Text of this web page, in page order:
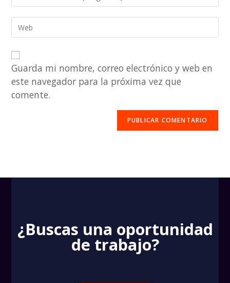
Guarda mi nombre, correo electrónico y web en
este navegador para la próxima vez que
comente.
¿Buscas una oportunidad
de trabajo?